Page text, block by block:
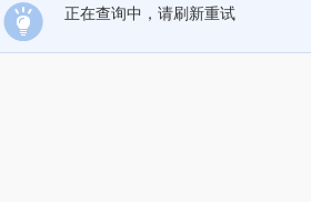
正在查询中，请刷新重试